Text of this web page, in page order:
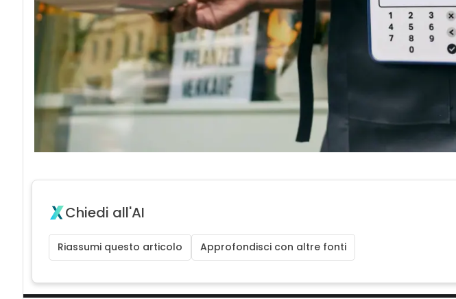
Chiedi all'AI
Riassumi questo articolo Approfondisci con altre fonti